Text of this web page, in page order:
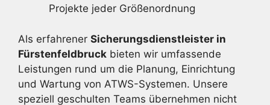
Projekte jeder Größenordnung
Als erfahrener Sicherungsdienstleister in
Fürstenfeldbruck bieten wir umfassende
Leistungen rund um die Planung, Einrichtung
und Wartung von ATWS-Systemen. Unsere
speziell geschulten Teams übernehmen nicht